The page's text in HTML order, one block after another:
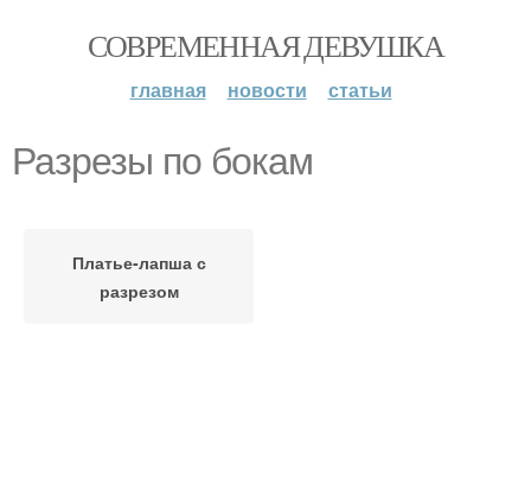
СОВРЕМЕННАЯ ДЕВУШКА
главная новости статьи
Разрезы по бокам
Платье-лапша с
разрезом